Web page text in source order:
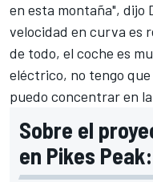
en esta montaña", dijo
velocidad en curva es
de todo, el coche es
eléctrico, no tengo
puedo concentrar en
Sobre el
en Pikes Peak: